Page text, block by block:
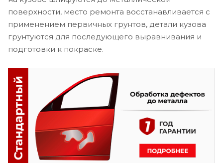
поверхности, место ремонта восстанавливается с
применением первичных грунтов, детали кузова
грунтуются для последующего выравнивания и
подготовки к покраске.